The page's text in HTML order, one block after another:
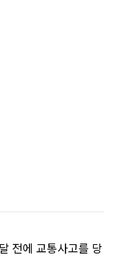
전에 교통사고를 당